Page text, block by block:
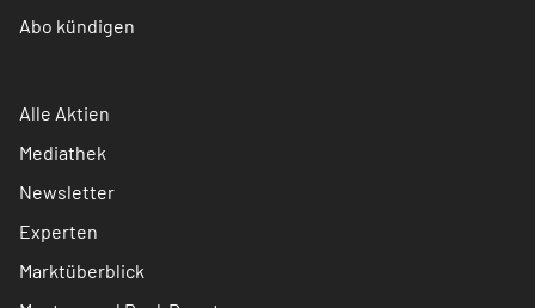
Abo kündigen
Alle Aktien
Mediathek
Newsletter
Experten
Marktüberblick